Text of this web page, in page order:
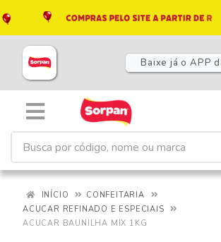
Baixe já o APP
INÍCIO
CONFEITARIA
ACUCAR REFINADO E ESPECIAIS
ACUCAR BAUNILHA MIX 1KG